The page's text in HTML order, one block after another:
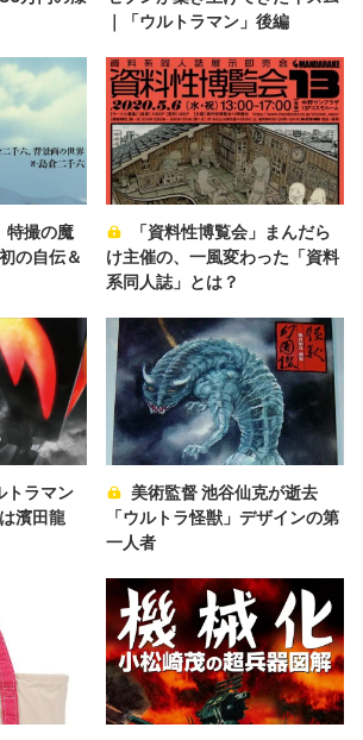
｜「ウルトラマン」後編
特撮の魔
の自伝＆
「資料性博覧会」まんだら
け主催の、一風変わった「資料
系同人誌」とは？
トラマン
濱田龍
美術監督 池谷仙克が逝去
「ウルトラ怪獣」デザインの第
一人者